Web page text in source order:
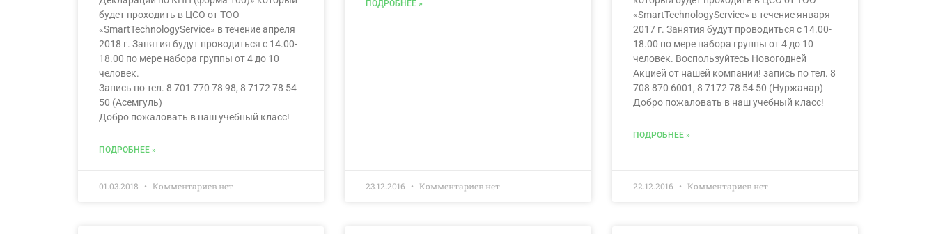
будет проходить в ЦСО от ТОО
«SmartTechnologyService» в течение апреля
2018 г. Занятия будут проводиться с 14.00-
18.00 по мере набора группы от 4 до 10
человек.
Запись по тел. 8 701 770 78 98, 8 7172 78 54
50 (Асемгуль)
Добро пожаловать в наш учебный класс!
ПОДРОБНЕЕ »
01.03.2018 Комментариев нет
ПОДРОБНЕЕ »
23.12.2016 Комментариев нет
«SmartTechnologyService» в течение января
2017 г. Занятия будут проводиться с 14.00-
18.00 по мере набора группы от 4 до 10
человек. Воспользуйтесь Новогодней
Акцией от нашей компании! запись по тел. 8
708 870 6001, 8 7172 78 54 50 (Нуржанар)
Добро пожаловать в наш учебный класс!
ПОДРОБНЕЕ »
22.12.2016 Комментариев нет